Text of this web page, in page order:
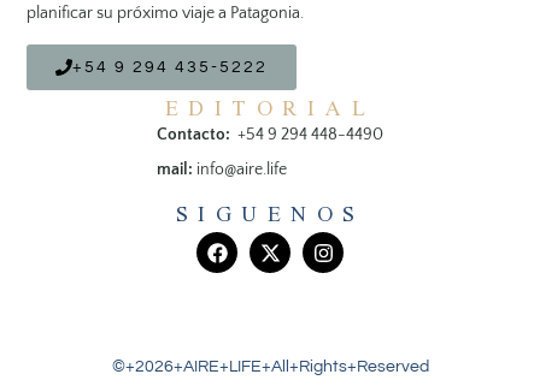
planificar su próximo viaje a Patagonia.
+54 9 294 435-5222
EDITORIAL
Contacto: +54 9 294 448-4490
mail: info@aire.life
SIGUENOS
©+2026+AIRE+LIFE+All+Rights+Reserved